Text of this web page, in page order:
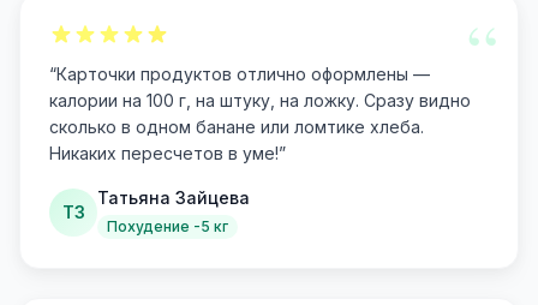
“
“Карточки продуктов отлично оформлены —
калории на 100 г, на штуку, на ложку. Сразу видно
сколько в одном банане или ломтике хлеба.
Никаких пересчетов в уме!”
ТЗ
Татьяна Зайцева
Похудение -5 кг